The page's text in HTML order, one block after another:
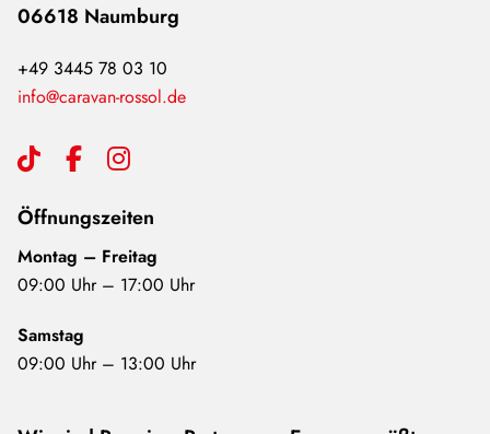
06618 Naumburg
+49 3445 78 03 10
info@caravan-rossol.de
Öffnungszeiten
Montag – Freitag
09:00 Uhr – 17:00 Uhr
Samstag
09:00 Uhr – 13:00 Uhr